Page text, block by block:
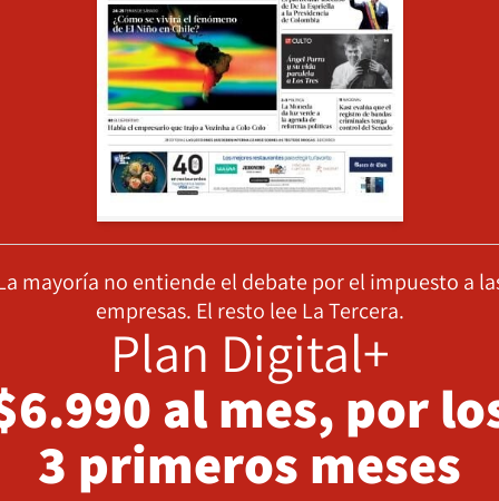
mayoría no entiende el debate por el impuesto a
empresas. El resto lee La Tercera.
Plan Digital+
al mes, por
3 primeros meses